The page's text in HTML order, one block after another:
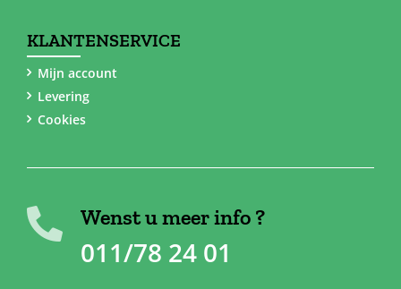
KLANTENSERVICE
Mijn account
Levering
Cookies
Wenst u meer info ?
011/78 24 01